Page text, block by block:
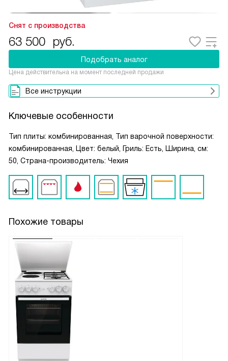
Снят с производства
63 500 руб.
Подобрать аналог
Цена действительна на момент последней продажи
Все инструкции
Ключевые особенности
Тип плиты: комбинированная, Тип варочной поверхности:
комбинированная, Цвет: белый, Гриль: Есть, Ширина, см:
50, Страна-производитель: Чехия
Похожие товары